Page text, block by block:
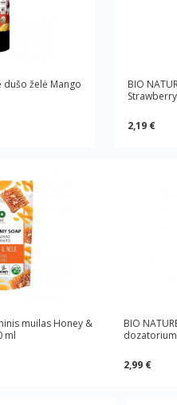
dušo želė Mango
BIO
2,19 €
muilas Honey &
ml
BIO
2,99 €